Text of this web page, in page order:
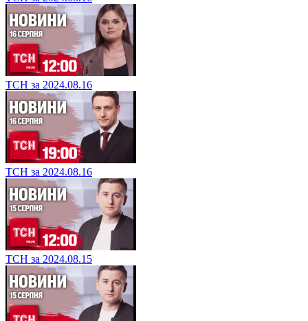
ТСН за 2024.08.16
ТСН за 2024.08.16
ТСН за 2024.08.15